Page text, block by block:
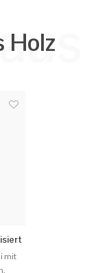
Holz
mit